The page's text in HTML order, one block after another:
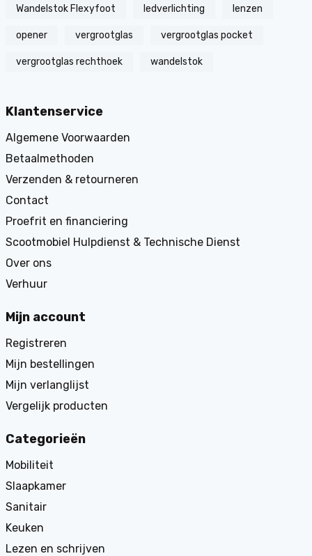
Wandelstok Flexyfoot ledverlichting lenzen
opener vergrootglas vergrootglas pocket
vergrootglas rechthoek wandelstok
Klantenservice
Algemene Voorwaarden
Betaalmethoden
Verzenden & retourneren
Contact
Proefrit en financiering
Scootmobiel Hulpdienst & Technische Dienst
Over ons
Verhuur
Mijn account
Registreren
Mijn bestellingen
Mijn verlanglijst
Vergelijk producten
Categorieën
Mobiliteit
Slaapkamer
Sanitair
Keuken
Lezen en schrijven